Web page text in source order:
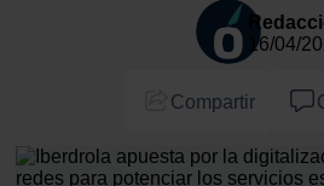
16/04/
Compartir